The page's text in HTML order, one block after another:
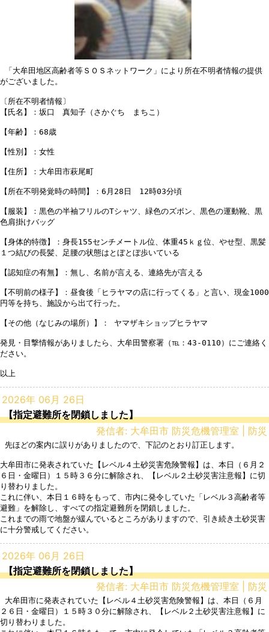
がございました。
〔所在不明者情報〕
【氏名】：坂口　真知子（さかぐち　まちこ）
【年齢】：68歳
【性別】：女性
【住所】：大牟田市萩尾町
【所在不明発覚時の時間】：6月28日　12時03分頃
【服装】：黒色の半袖フリルのTシャツ、緑色のズボン、黒色の運動靴、黒
色肩掛けバッグ
【身体的特徴】：身長155センチメートル位、体重45ｋｇ位、やせ型、黒髪
１つ結びの長髪、足腰の状態はとぼとぼ歩いている
【認知症の有無】：無し、名前が言える、連絡先が言える
【不明前の様子】：昼食後「ヒラヤマの店に行ってくる」と言い、現金1000
円等を持ち、施設から出て行った。
【その他（なじみの場所）】： ヤマザキショップヒラヤマ
発見・目撃情報がありましたら、大牟田警察署（℡：43-0110）にご連絡く
ださい。
以上
2026年 06月 26日
【指定避難所を閉鎖しました】
発信者: 大牟田市 防災危機管理室 | 防災
大牟田市に発表されていた【レベル４土砂災害危険警報】は、本日（６月２
６日・金曜日）１５時３６分に解除され、【レベル２土砂災害注意報】に切
り替わりました。
これに伴い、本日１６時をもって、市内に発令していた「レベル３高齢者等
避難」を解除し、すべての指定避難所を閉鎖しました。
これまでの雨で地盤が緩んでいるところがありますので、引き続き土砂災害
2026年 06月 26日
【指定避難所を閉鎖しました】
発信者: 大牟田市 防災危機管理室 | 防災
２６日・金曜日）１５時３０分に解除され、【レベル２土砂災害注意報】に
切り替わりました。